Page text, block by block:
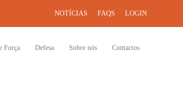
NOTÍCIAS FAQS LOGIN
Força Defesa Sobre nós Contactos